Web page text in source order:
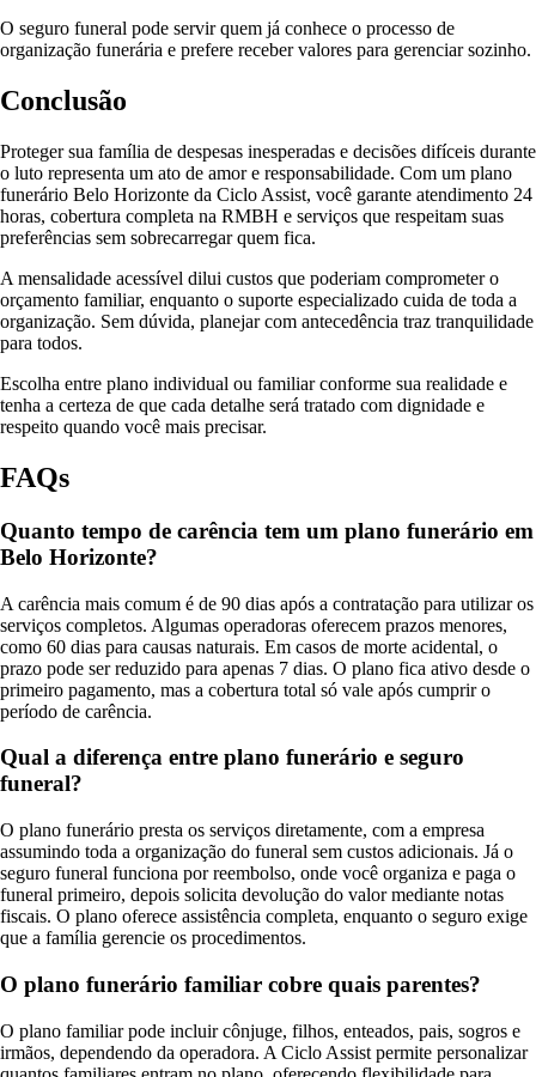
O seguro funeral pode servir quem já conhece o processo de
organização funerária e prefere receber valores para gerenciar sozinho.
Conclusão
Proteger sua família de despesas inesperadas e decisões difíceis durante
o luto representa um ato de amor e responsabilidade. Com um plano
funerário Belo Horizonte da Ciclo Assist, você garante atendimento 24
horas, cobertura completa na RMBH e serviços que respeitam suas
preferências sem sobrecarregar quem fica.
A mensalidade acessível dilui custos que poderiam comprometer o
orçamento familiar, enquanto o suporte especializado cuida de toda a
organização. Sem dúvida, planejar com antecedência traz tranquilidade
para todos.
Escolha entre plano individual ou familiar conforme sua realidade e
tenha a certeza de que cada detalhe será tratado com dignidade e
respeito quando você mais precisar.
FAQs
Quanto tempo de carência tem um plano funerário em
Belo Horizonte?
A carência mais comum é de 90 dias após a contratação para utilizar os
serviços completos. Algumas operadoras oferecem prazos menores,
como 60 dias para causas naturais. Em casos de morte acidental, o
prazo pode ser reduzido para apenas 7 dias. O plano fica ativo desde o
primeiro pagamento, mas a cobertura total só vale após cumprir o
período de carência.
Qual a diferença entre plano funerário e seguro
funeral?
O plano funerário presta os serviços diretamente, com a empresa
assumindo toda a organização do funeral sem custos adicionais. Já o
seguro funeral funciona por reembolso, onde você organiza e paga o
funeral primeiro, depois solicita devolução do valor mediante notas
fiscais. O plano oferece assistência completa, enquanto o seguro exige
que a família gerencie os procedimentos.
O plano funerário familiar cobre quais parentes?
O plano familiar pode incluir cônjuge, filhos, enteados, pais, sogros e
irmãos, dependendo da operadora. A Ciclo Assist permite personalizar